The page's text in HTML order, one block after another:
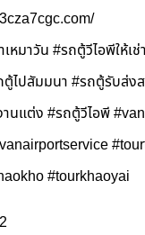
เหมาวัน #รถตู้วีไอพีให้
ไปสัมมนา #รถตู้รับส่ง
นแต่ง #รถตู้วีไอพี
#tourkhaoyai